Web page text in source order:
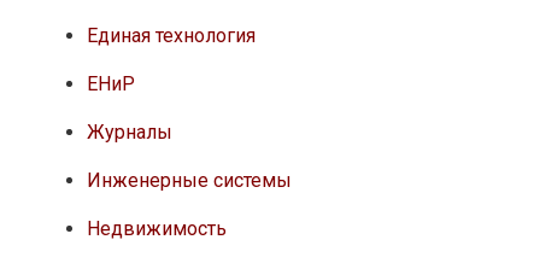
Единая технология
ЕНиР
Журналы
Инженерные системы
Недвижимость